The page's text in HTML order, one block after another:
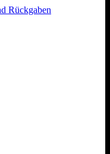
Rückgaben